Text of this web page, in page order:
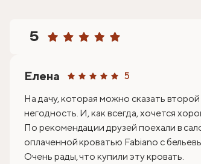
5
Елена 5
На дачу, которая можно сказать
негодность. И, как всегда, хочется
По рекомендации друзей поехали в
оплаченной кроватью Fabiano с
Очень рады, что купили эту кровать.